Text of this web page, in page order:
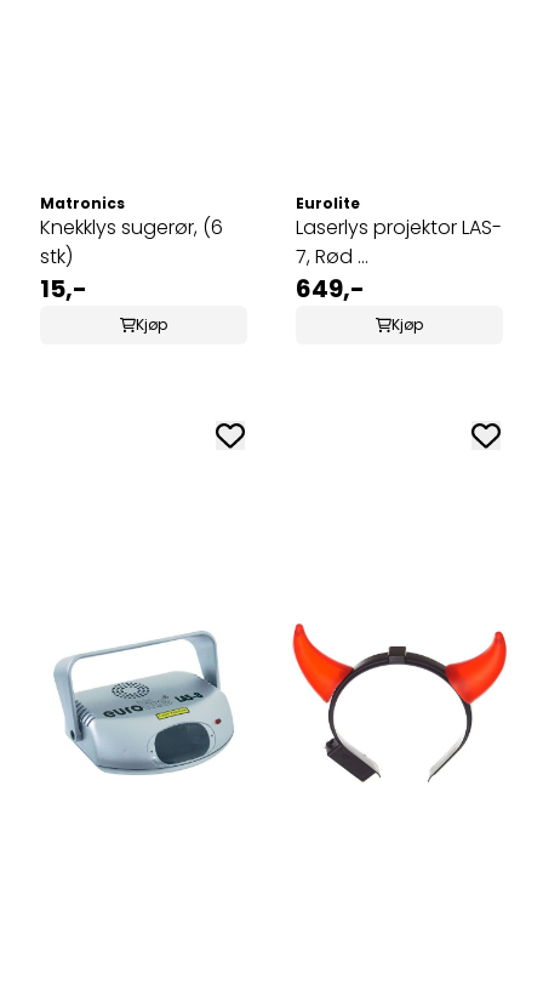
Matronics
Knekklys sugerør, (6
stk)
15,-
Kjøp
Eurolite
Laserlys projektor LAS-
7, Rød ...
649,-
Kjøp